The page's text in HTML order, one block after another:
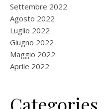
Settembre 2022
Agosto 2022
Luglio 2022
Giugno 2022
Maggio 2022
Aprile 2022
Categories